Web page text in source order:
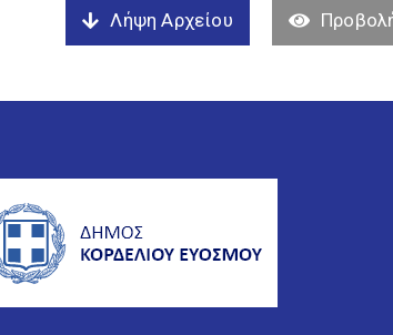
Λήψη Αρχείου